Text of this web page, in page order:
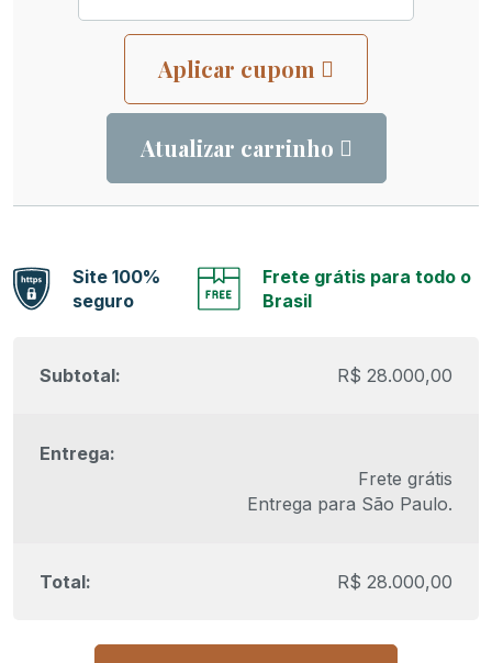
Aplicar cupom
Atualizar carrinho
Site 100%
seguro
Frete grátis para todo o
Brasil
R$ 28.000,00
Frete grátis
Entrega para São Paulo.
R$ 28.000,00